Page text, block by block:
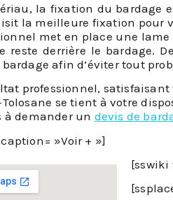
la fixation du bardage
la meilleure fixation pour
met en place une
reste derrière le bardage.
afin d’éviter tout
professionnel,
se tient à votre
à demander un devis de
»Voir + »]
[sswiki